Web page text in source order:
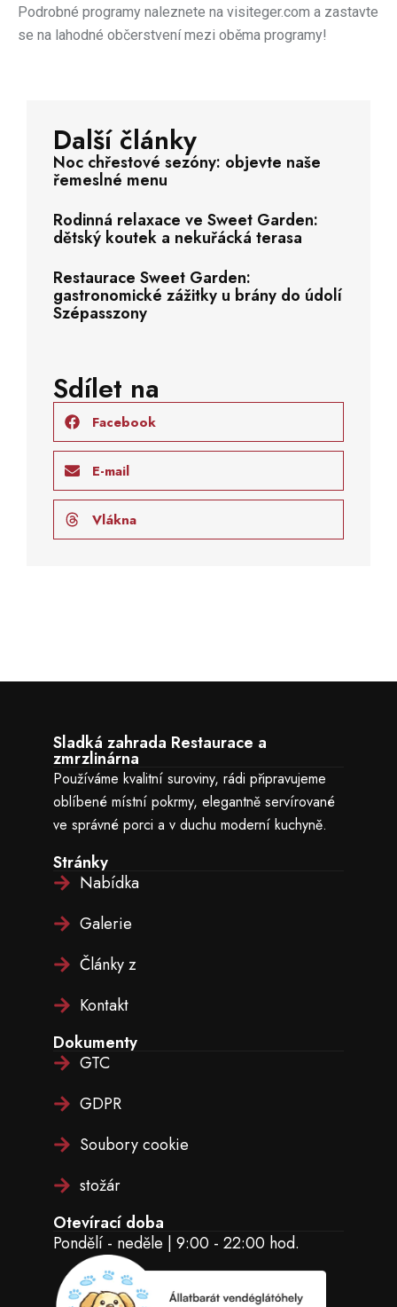
Podrobné programy naleznete na visiteger.com a zastavte
se na lahodné občerstvení mezi oběma programy!
Další články
Noc chřestové sezóny: objevte naše
řemeslné menu
Rodinná relaxace ve Sweet Garden:
dětský koutek a nekuřácká terasa
Restaurace Sweet Garden:
gastronomické zážitky u brány do údolí
Szépasszony
Sdílet na
Facebook
E-mail
Vlákna
Sladká zahrada Restaurace a
zmrzlinárna
Používáme kvalitní suroviny, rádi připravujeme
oblíbené místní pokrmy, elegantně servírované
ve správné porci a v duchu moderní kuchyně.
Stránky
Nabídka
Galerie
Články z
Kontakt
Dokumenty
GTC
GDPR
Soubory cookie
stožár
Otevírací doba
Pondělí - neděle | 9:00 - 22:00 hod.